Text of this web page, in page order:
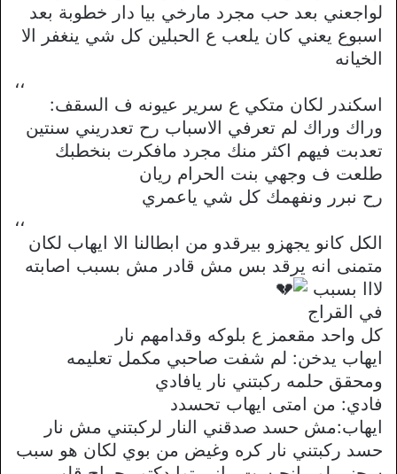
لواجعني بعد حب مجرد مارخي بيا دار خطوبة بعد
اسبوع يعني كان يلعب ع الحبلين كل شي ينغفر الا
الخيانه
،،
اسكندر لكان متكي ع سرير عيونه ف السقف:
وراك وراك لم تعرفي الاسباب رح تعدريني سنتين
تعدبت فيهم اكثر منك مجرد مافكرت بنخطبك
طلعت ف وجهي بنت الحرام ريان
رح نبرر ونفهمك كل شي ياعمري
،،
الكل كانو يجهزو بيرقدو من ابطالنا الا ايهاب لكان
متمنى انه يرقد بس مش قادر مش بسبب اصابته
لااا بسبب
في القراج
كل واحد مقعمز ع بلوكه وقدامهم نار
ايهاب يدخن: لم شفت صاحبي مكمل تعليمه
ومحقق حلمه ركبتني نار يافادي
فادي: من امتى ايهاب تحسدد
ايهاب:مش حسد صدقني النار لركبتني مش نار
حسد ركبتني نار كره وغيض من بوي لكان هو سبب